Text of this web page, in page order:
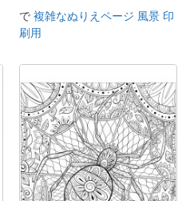
で 複雑なぬりえページ 風景 印
刷用